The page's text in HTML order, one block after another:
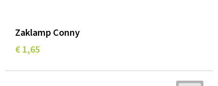
Zaklamp Conny
€ 1,65